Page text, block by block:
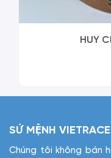
HUY
SỨ MỆNH
Chúng tôi không bán